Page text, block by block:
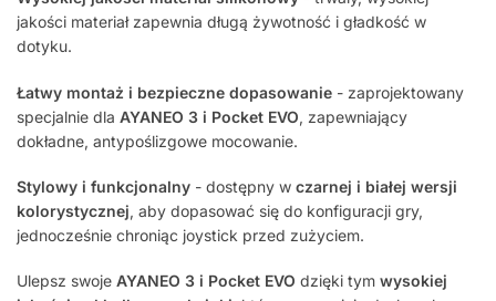
jakości materiał zapewnia długą żywotność i gładkość w
dotyku.
Łatwy montaż i bezpieczne dopasowanie - zaprojektowany
specjalnie dla AYANEO 3 i Pocket EVO, zapewniający
dokładne, antypoślizgowe mocowanie.
Stylowy i funkcjonalny - dostępny w czarnej i białej wersji
kolorystycznej, aby dopasować się do konfiguracji gry,
jednocześnie chroniąc joystick przed zużyciem.
Ulepsz swoje AYANEO 3 i Pocket EVO dzięki tym wysokiej